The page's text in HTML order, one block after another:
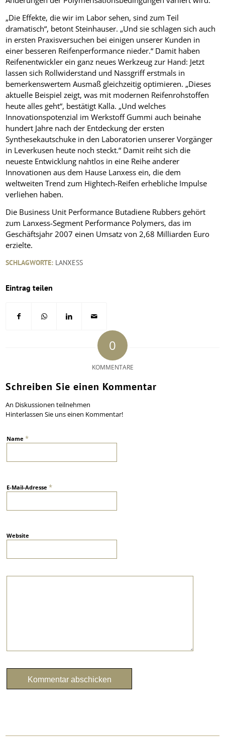
„Die Effekte, die wir im Labor sehen, sind zum Teil
dramatisch“, betont Steinhauser. „Und sie schlagen sich auch
in ersten Praxisversuchen bei einigen unserer Kunden in
einer besseren Reifenperformance nieder.“ Damit haben
Reifenentwickler ein ganz neues Werkzeug zur Hand: Jetzt
lassen sich Rollwiderstand und Nassgriff erstmals in
bemerkenswertem Ausmaß gleichzeitig optimieren. „Dieses
aktuelle Beispiel zeigt, was mit modernen Reifenrohstoffen
heute alles geht“, bestätigt Kalla. „Und welches
Innovationspotenzial im Werkstoff Gummi auch beinahe
hundert Jahre nach der Entdeckung der ersten
Synthesekautschuke in den Laboratorien unserer Vorgänger
in Leverkusen heute noch steckt.“ Damit reiht sich die
neueste Entwicklung nahtlos in eine Reihe anderer
Innovationen aus dem Hause Lanxess ein, die dem
weltweiten Trend zum Hightech-Reifen erhebliche Impulse
verliehen haben.
Die Business Unit Performance Butadiene Rubbers gehört
zum Lanxess-Segment Performance Polymers, das im
Geschäftsjahr 2007 einen Umsatz von 2,68 Milliarden Euro
erzielte.
SCHLAGWORTE: LANXESS
Eintrag teilen
0
KOMMENTARE
Schreiben Sie einen Kommentar
An Diskussionen teilnehmen
Hinterlassen Sie uns einen Kommentar!
Name*
E-Mail-Adresse*
Website